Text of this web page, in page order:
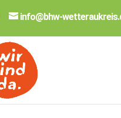
info@bhw-